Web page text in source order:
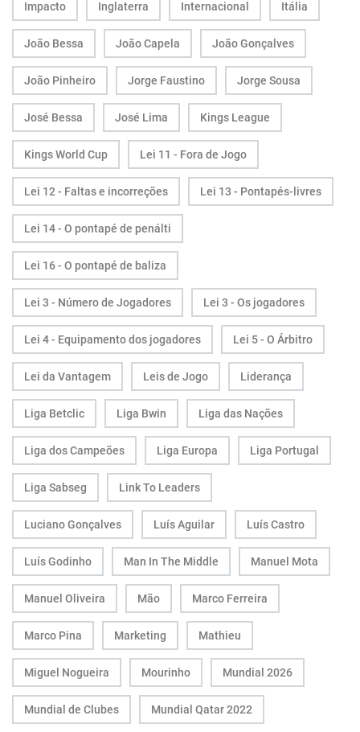
Impacto Inglaterra Internacional Itália
João Bessa João Capela João Gonçalves
João Pinheiro Jorge Faustino Jorge Sousa
José Bessa José Lima Kings League
Kings World Cup Lei 11 - Fora de Jogo
Lei 12 - Faltas e incorreções Lei 13 - Pontapés-livres
Lei 14 - O pontapé de penálti
Lei 16 - O pontapé de baliza
Lei 3 - Número de Jogadores Lei 3 - Os jogadores
Lei 4 - Equipamento dos jogadores Lei 5 - O Árbitro
Lei da Vantagem Leis de Jogo Liderança
Liga Betclic Liga Bwin Liga das Nações
Liga dos Campeões Liga Europa Liga Portugal
Liga Sabseg Link To Leaders
Luciano Gonçalves Luís Aguilar Luís Castro
Luís Godinho Man In The Middle Manuel Mota
Manuel Oliveira Mão Marco Ferreira
Marco Pina Marketing Mathieu
Miguel Nogueira Mourinho Mundial 2026
Mundial de Clubes Mundial Qatar 2022